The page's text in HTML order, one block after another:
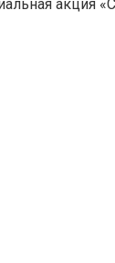
акция